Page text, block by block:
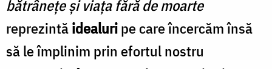
bătrâneţe şi viaţa fără de moarte
reprezintăidealuripe care încercăm însă
să le împlinim prin efortul nostru